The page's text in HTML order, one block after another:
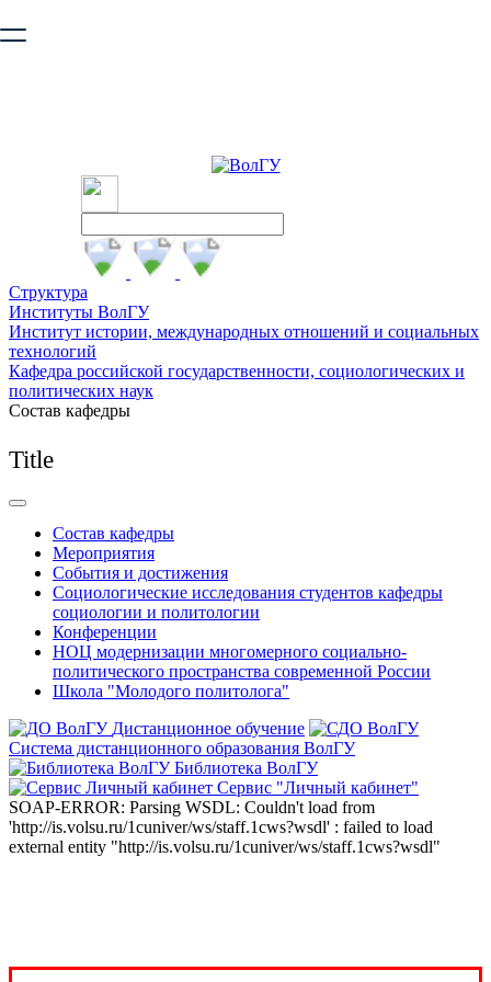
безопасную работу с сайтом. Пожалуйста
Структура
Институты ВолГУ
Институт истории, международных отношений и социальных
технологий
Кафедра российской государственности, социологических и
политических наук
Состав кафедры
Title
Состав кафедры
Мероприятия
События и достижения
Социологические исследования студентов кафедры
социологии и политологии
Конференции
НОЦ модернизации многомерного социально-
политического пространства современной России
Школа "Молодого политолога"
Дистанционное обучение
Система дистанционного образования ВолГУ
Библиотека ВолГУ
Сервис "Личный кабинет"
SOAP-ERROR: Parsing WSDL: Couldn't load from
'http://is.volsu.ru/1cuniver/ws/staff.1cws?wsdl' : failed to load
external entity "http://is.volsu.ru/1cuniver/ws/staff.1cws?wsdl"